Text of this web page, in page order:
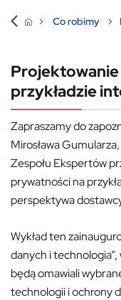
Co robimy
przykładzie
Zapraszamy do
Mirosława
Zespołu Ekspertów
prywatności na
perspektywa
Wykład ten
danych i
będą omawiali
technologii i ochrony